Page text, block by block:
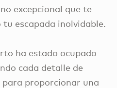
excepcional que te
escapada inolvidable.
ha estado ocupado
cada detalle de
proporcionar una